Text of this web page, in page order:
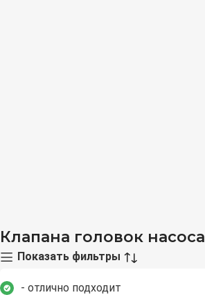
Клапана головок насоса
Показать фильтры
- отлично подходит